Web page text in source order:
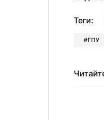
Теги:
ГПУ